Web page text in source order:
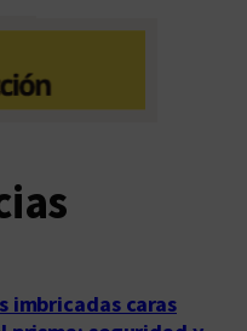
imbricadas caras